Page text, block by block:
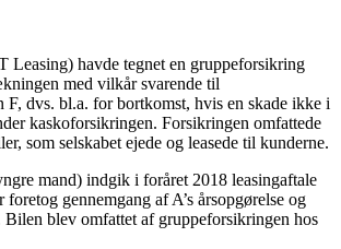
Leasing) havde tegnet en gruppeforsikring
med vilkår svarende til
F, dvs. bl.a. for bortkomst, hvis en skade ikke i
kaskoforsikringen. Forsikringen omfattede
som selskabet ejede og leasede til kunderne.
mand) indgik i foråret 2018 leasingaftale
gennemgang af A’s årsopgørelse og
Bilen blev omfattet af gruppeforsikringen hos